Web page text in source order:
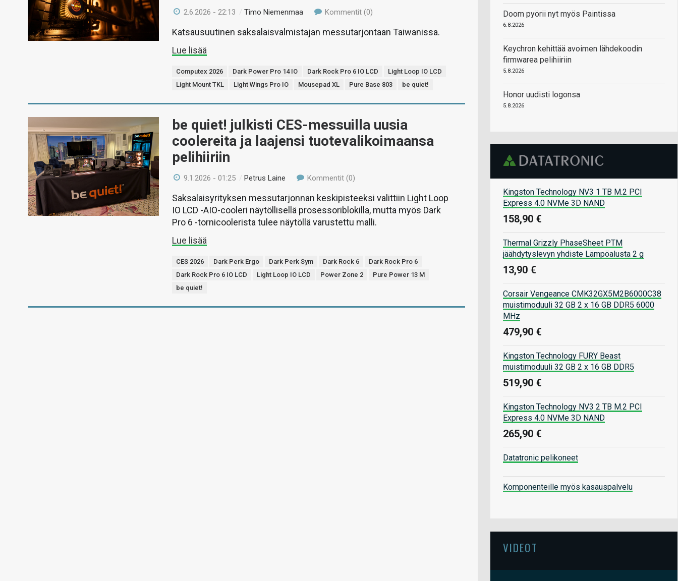
2.6.2026 - 22:13 /Timo Niemenmaa Kommentit (0)
Katsausuutinen saksalaisvalmistajan messutarjontaan Taiwanissa.
Lue lisää
Computex 2026 Dark Power Pro 14 IO Dark Rock Pro 6 IO LCD
Light Loop IO LCD
Light Mount TKL
Light Wings Pro IO Mousepad XL Pure Base 803 be quiet!
be quiet! julkisti CES-messuilla uusia
coolereita ja laajensi tuotevalikoimaansa
pelihiiriin
9.1.2026 - 01:25 /Petrus Laine Kommentit (0)
Saksalaisyrityksen messutarjonnan keskipisteeksi valittiin Light Loop
IO LCD -AIO-cooleri näytöllisellä prosessoriblokilla, mutta myös Dark
Pro 6 -tornicoolerista tulee näytöllä varustettu malli.
Lue lisää
CES 2026 Dark Perk Ergo Dark Perk Sym Dark Rock 6
Dark Rock Pro 6
Dark Rock Pro 6 IO LCD
Light Loop IO LCD Power Zone 2
Pure Power 13 M
be quiet!
Doom pyörii nyt myös Paintissa
6.8.2026
Keychron kehittää avoimen lähdekoodin
firmwarea pelihiiriin
5.8.2026
Honor uudisti logonsa
5.8.2026
Kingston Technology NV3 1 TB M.2 PCI
Express 4.0 NVMe 3D NAND
158,90 €
Thermal Grizzly PhaseSheet PTM
jäähdytyslevyn yhdiste Lämpöalusta 2 g
13,90 €
Corsair Vengeance CMK32GX5M2B6000C38
muistimoduuli 32 GB 2 x 16 GB DDR5 6000
MHz
479,90 €
Kingston Technology FURY Beast
muistimoduuli 32 GB 2 x 16 GB DDR5
519,90 €
Kingston Technology NV3 2 TB M.2 PCI
Express 4.0 NVMe 3D NAND
265,90 €
Datatronic pelikoneet
Komponenteille myös kasauspalvelu
VIDEOT